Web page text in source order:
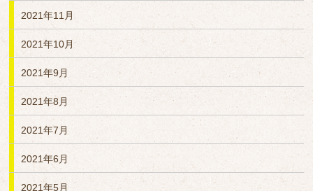
2021年11月
2021年10月
2021年9月
2021年8月
2021年7月
2021年6月
2021年5月